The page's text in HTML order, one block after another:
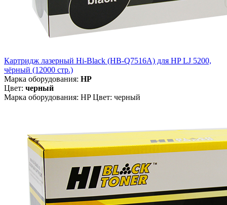
Картридж лазерный Hi-Black (HB-Q7516A) для HP LJ 5200,
чёрный (12000 стр.)
Марка оборудования: HP
Цвет: черный
Марка оборудования: HP Цвет: черный